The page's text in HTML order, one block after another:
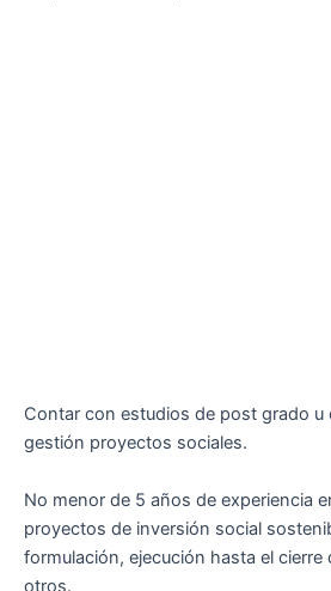
Contar con estudios de post grado u
gestión proyectos sociales.
No menor de 5 años de experiencia
proyectos de inversión social
formulación, ejecución hasta el
otros.